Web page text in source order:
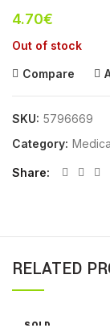
4.70€
Out of stock
Compare
SKU: 5796669
Category:
Share
RELATED
SOLD